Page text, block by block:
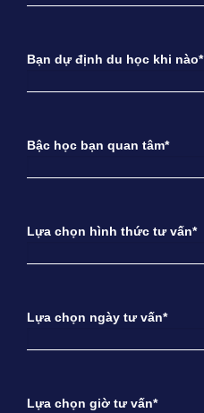
Bạn dự định du học khi nào*
Bậc học bạn quan tâm*
Lựa chọn hình thức tư vấn*
Lựa chọn ngày tư vấn*
Lựa chọn giờ tư vấn*